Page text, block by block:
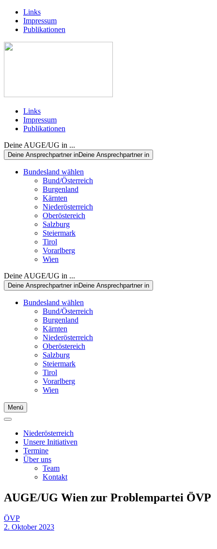
Links
Impressum
Publikationen
Links
Impressum
Publikationen
Deine AUGE/UG in ...
Deine Ansprechpartner inDeine Ansprechpartner in
Bundesland wählen
Bund/Österreich
Burgenland
Kärnten
Niederösterreich
Oberöstereich
Salzburg
Steiermark
Tirol
Vorarlberg
Wien
Deine AUGE/UG in ...
Deine Ansprechpartner inDeine Ansprechpartner in
Bundesland wählen
Bund/Österreich
Burgenland
Kärnten
Niederösterreich
Oberöstereich
Salzburg
Steiermark
Tirol
Vorarlberg
Wien
Menü
Niederösterreich
Unsere Initiativen
Termine
Über uns
Team
Kontakt
AUGE/UG Wien zur Problempartei ÖVP
ÖVP
2. Oktober 2023